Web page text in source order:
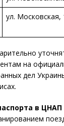
ул. Московская,
на
дел
в ЦНАП